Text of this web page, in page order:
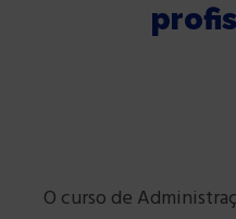
O curso de